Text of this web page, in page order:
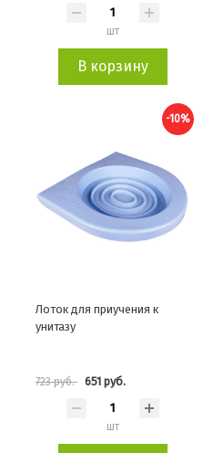
шт
В корзину
-10%
Лоток для приучения к
унитазу
723 руб. 651 руб.
шт